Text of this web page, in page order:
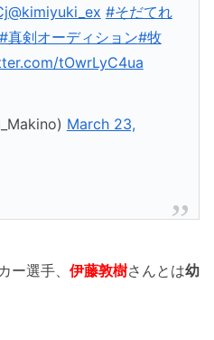
@kimiyuki_ex #そだてれ
真剣オーディション#牧
tOwrLyC4ua
March 23,
ー選手、 伊藤敦樹さんとは幼